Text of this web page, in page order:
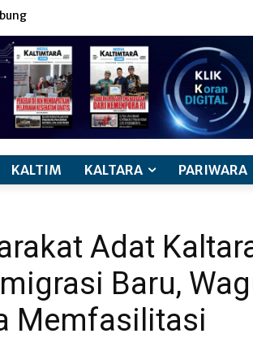
KALTIM KALTARA PARIWARA
Adat
Baru,
Memfasilitasi